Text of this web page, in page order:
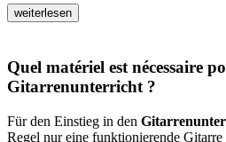
weiterlesen
Quel matériel est nécessaire
Gitarrenunterricht ?
Für den Einstieg in den
Regel nur eine funktionierende